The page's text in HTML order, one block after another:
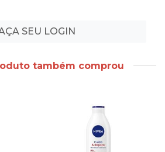
SEU LOGIN
também comprou